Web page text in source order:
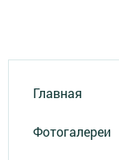
Главная
Фотогалереи